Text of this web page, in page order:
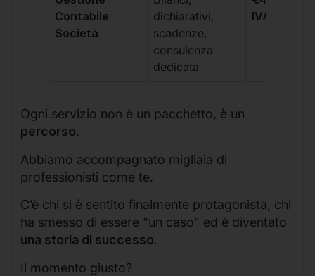
Contabile
Società
dichiarativi,
scadenze,
consulenza
dedicata
IVA/
Ogni servizio non è un pacchetto, è un
percorso.
Abbiamo accompagnato migliaia di
professionisti come te.
C’è chi si è sentito finalmente protagonista, chi
ha smesso di essere “un caso” ed è diventato
una storia di successo.
Il momento giusto?